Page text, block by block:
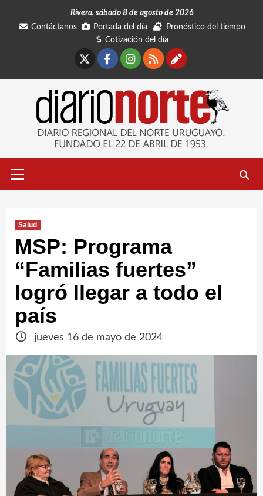
Rivera, sábado 8 de agosto de 2026
Contáctanos
Portada del día
Pronóstico del tiempo
Cotización del día
Facebook
Instagram
RSSContáctanos
primario
Salud
MSP: Programa
“Familias fuertes”
logró llegar a todo el
país
jueves 16 de mayo de 2024